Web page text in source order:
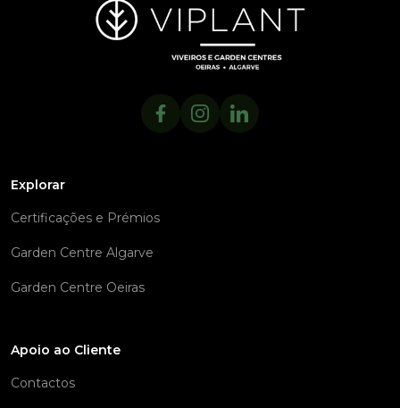
Explorar
Certificações e Prémios
Garden Centre Algarve
Garden Centre Oeiras
Apoio ao Cliente
Contactos